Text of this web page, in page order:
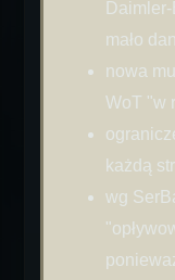
mało
nowa
WoT "w
każdą
wg